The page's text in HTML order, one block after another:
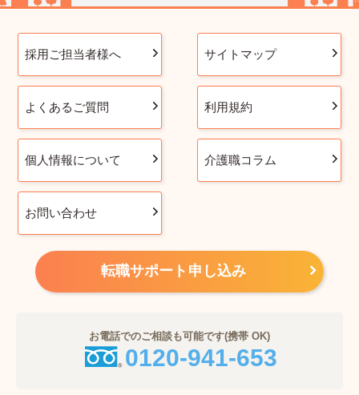
採用ご担当者様へ サイトマップ
よくあるご質問 利用規約
個人情報について 介護職コラム
お問い合わせ
転職サポート申し込み
お電話でのご相談も可能です(携帯 OK)
0120-941-653